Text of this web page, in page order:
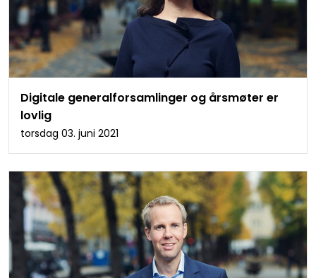
Digitale generalforsamlinger og årsmøter er
lovlig
torsdag 03. juni 2021